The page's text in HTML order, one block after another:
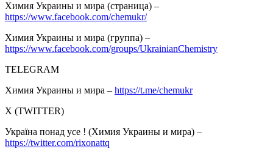
Химия Украины и мира (страница) –
https://www.facebook.com/chemukr/
Химия Украины и мира (группа) –
https://www.facebook.com/groups/UkrainianChemistry
TELEGRAM
Химия Украины и мира – https://t.me/chemukr
Х (TWITTER)
Україна понад усе ! (Химия Украины и мира) –
https://twitter.com/rixonattq